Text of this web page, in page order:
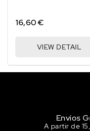
16,60 €
VIEW DETAIL
Envíos
A partir de